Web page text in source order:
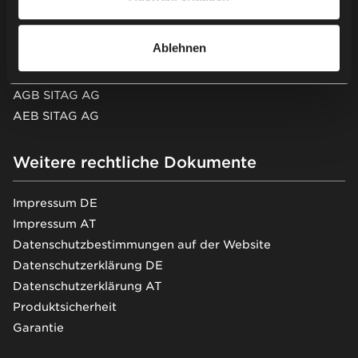
Ablehnen
AEB Nowy Styl Deutschland GmbH
AEB Nowy Styl Deutschland GmbH (EN)
AGB SITAG AG
AEB SITAG AG
Weitere rechtliche Dokumente
Impressum DE
Impressum AT
Datenschutzbestimmungen auf der Website
Datenschutzerklärung DE
Datenschutzerklärung AT
Produktsicherheit
Garantie